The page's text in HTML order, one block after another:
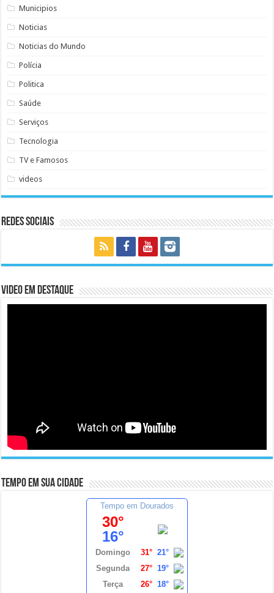
Municipios
Noticias
Noticias do Mundo
Polícia
Politica
Saúde
Serviços
Tecnologia
TV e Famosos
videos
Redes Sociais
Video em Destaque
Tempo em sua cidade
Tempo em Dourados
30°
16°
Domingo 31° 21°
Segunda
27°
19°
Terça
26°
18°